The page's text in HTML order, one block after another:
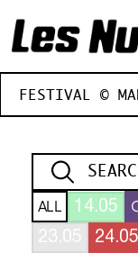
FESTIVAL ©
ALL 14.05
23.05
24.05